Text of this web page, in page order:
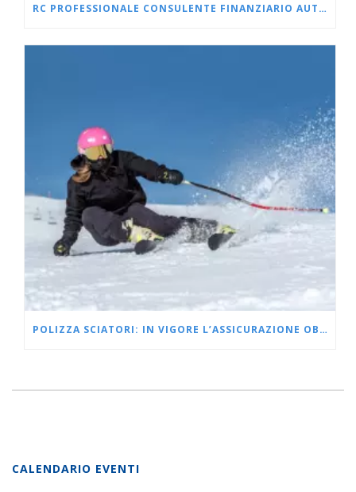
RC PROFESSIONALE CONSULENTE FINANZIARIO AUTONOMO E SCF
POLIZZA SCIATORI: IN VIGORE L’ASSICURAZIONE OBBLIGATORIA PER SCIARE
CALENDARIO EVENTI